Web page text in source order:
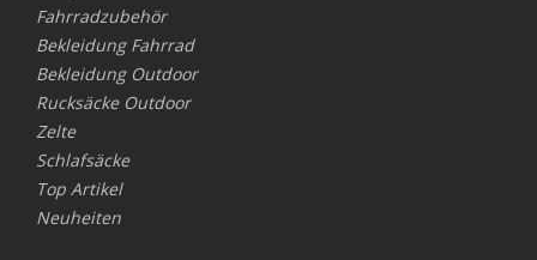
Fahrradzubehör
Bekleidung Fahrrad
Bekleidung Outdoor
Rucksäcke Outdoor
Zelte
Schlafsäcke
Top Artikel
Neuheiten